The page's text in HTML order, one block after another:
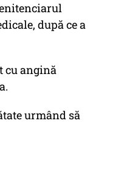
după ce a
cu angină
urmând să